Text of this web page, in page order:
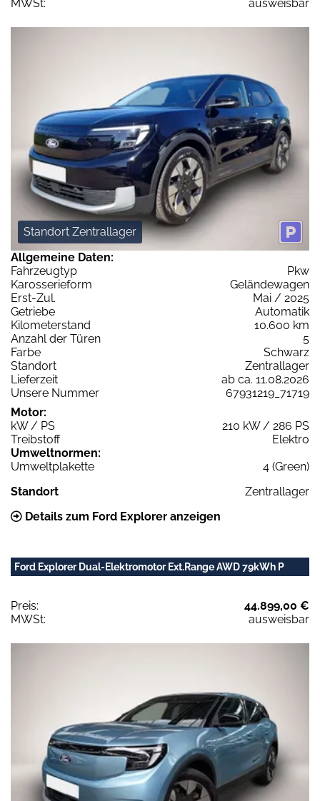
MWSt:
ausweisbar
Standort Zentrallager
Allgemeine Daten:
Fahrzeugtyp
Pkw
Karosserieform
Geländewagen
Erst-Zul.
Mai / 2025
Getriebe
Automatik
Kilometerstand
10.600 km
Anzahl der Türen
5
Farbe
Schwarz
Standort
Zentrallager
Lieferzeit
ab ca. 11.08.2026
Unsere Nummer
67931219_71719
Motor:
kW / PS
210 kW / 286 PS
Treibstoff
Elektro
Umweltnormen:
Umweltplakette
4 (Green)
Standort
Zentrallager
Details zum Ford Explorer anzeigen
Ford Explorer Dual-Elektromotor Ext.Range AWD 79kWh P
Preis:
44.899,00 €
MWSt:
ausweisbar